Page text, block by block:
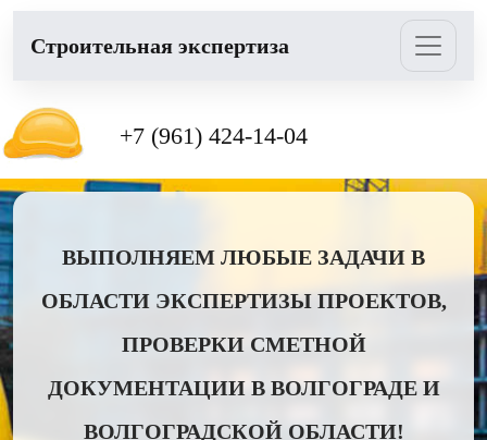
Cтроительная экспертиза
+7 (961) 424-14-04
ВЫПОЛНЯЕМ ЛЮБЫЕ ЗАДАЧИ В
ОБЛАСТИ ЭКСПЕРТИЗЫ ПРОЕКТОВ,
ПРОВЕРКИ СМЕТНОЙ
ДОКУМЕНТАЦИИ В ВОЛГОГРАДЕ И
ВОЛГОГРАДСКОЙ ОБЛАСТИ!